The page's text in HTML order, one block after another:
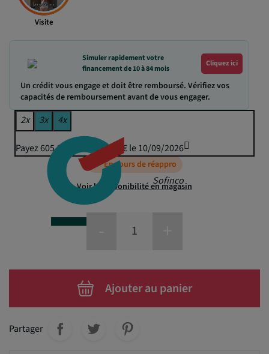
Visite
Simuler rapidement votre
financement de 10 à 84 mois
Cliquez ici
Un crédit vous engage et doit être remboursé. Vérifiez vos
capacités de remboursement avant de vous engager.
Sofinco
2x 3x 4x
Payez 605,23 € puis 595,00 € le 10/09/2026
En cours de réappro
Voir la disponibilité en magasin
Ajouter au panier
Partager